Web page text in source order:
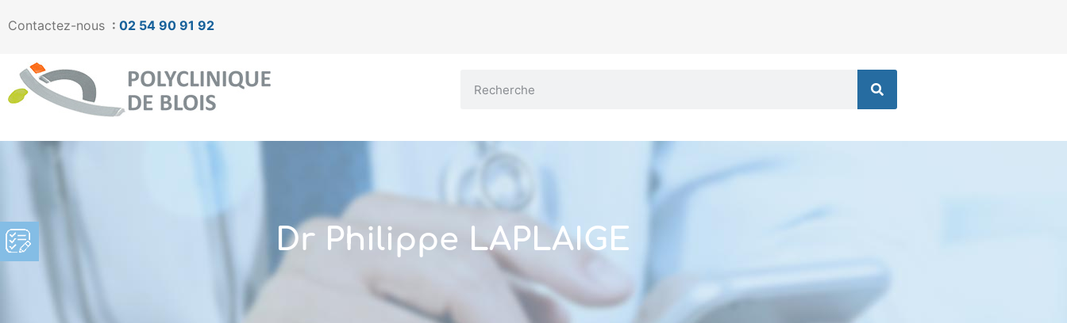
Contactez-nous : 02 54 90 91 92
Dr Philippe LAPLAIGE